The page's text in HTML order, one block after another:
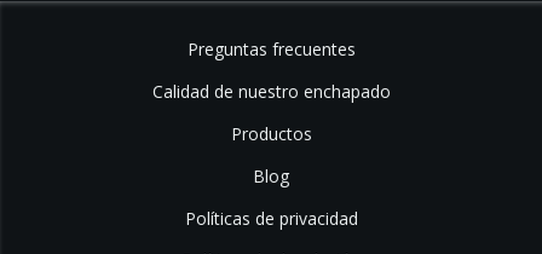
Preguntas frecuentes
Calidad de nuestro enchapado
Productos
Blog
Políticas de privacidad